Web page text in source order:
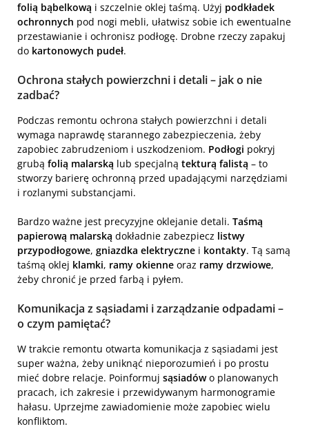
folią bąbelkową i szczelnie oklej taśmą. Użyj podkładek
ochronnych pod nogi mebli, ułatwisz sobie ich ewentualne
przestawianie i ochronisz podłogę. Drobne rzeczy zapakuj
do kartonowych pudeł.
Ochrona stałych powierzchni i detali – jak o nie
zadbać?
Podczas remontu ochrona stałych powierzchni i detali
wymaga naprawdę starannego zabezpieczenia, żeby
zapobiec zabrudzeniom i uszkodzeniom. Podłogi pokryj
grubą folią malarską lub specjalną tekturą falistą – to
stworzy barierę ochronną przed upadającymi narzędziami
i rozlanymi substancjami.
Bardzo ważne jest precyzyjne oklejanie detali. Taśmą
papierową malarską dokładnie zabezpiecz listwy
przypodłogowe, gniazdka elektryczne i kontakty. Tą samą
taśmą oklej klamki, ramy okienne oraz ramy drzwiowe,
żeby chronić je przed farbą i pyłem.
Komunikacja z sąsiadami i zarządzanie odpadami –
o czym pamiętać?
W trakcie remontu otwarta komunikacja z sąsiadami jest
super ważna, żeby uniknąć nieporozumień i po prostu
mieć dobre relacje. Poinformuj sąsiadówo planowanych
pracach, ich zakresie i przewidywanym harmonogramie
hałasu. Uprzejme zawiadomienie może zapobiec wielu
konfliktom.